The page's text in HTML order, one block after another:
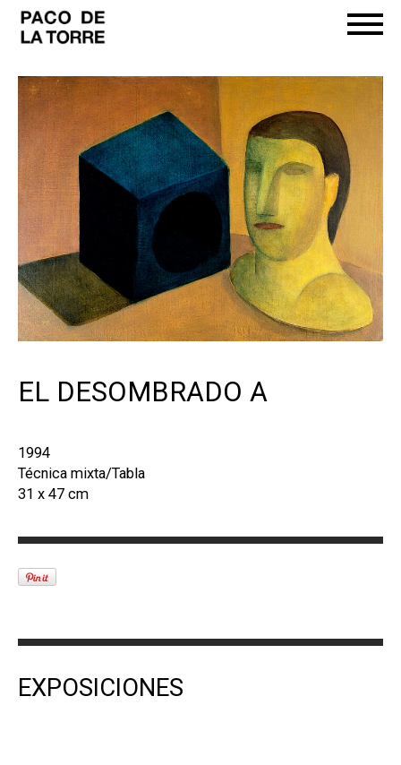
EL DESOMBRADO A
1994
Técnica mixta/Tabla
31 x 47 cm
EXPOSICIONES